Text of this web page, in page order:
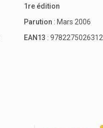
1re édition
Parution : Mars 2006
EAN13 : 9782275026312